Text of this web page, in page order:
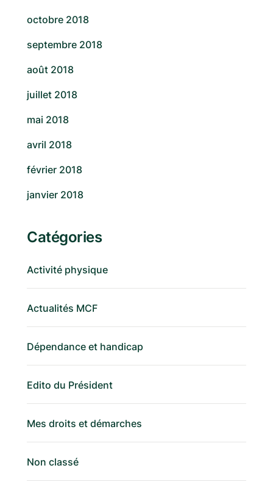
octobre 2018
septembre 2018
août 2018
juillet 2018
mai 2018
avril 2018
février 2018
janvier 2018
Catégories
Activité physique
Actualités MCF
Dépendance et handicap
Edito du Président
Mes droits et démarches
Non classé